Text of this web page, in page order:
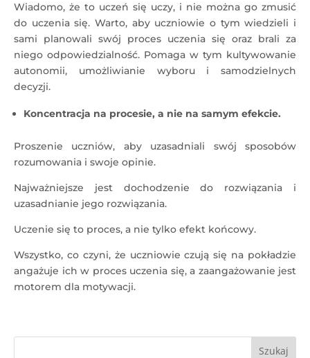
Wiadomo, że to uczeń się uczy, i nie można go zmusić
do uczenia się. Warto, aby uczniowie o tym wiedzieli i
sami planowali swój proces uczenia się oraz brali za
niego odpowiedzialność. Pomaga w tym kultywowanie
autonomii, umożliwianie wyboru i samodzielnych
decyzji.
Koncentracja na procesie, a nie na samym efekcie.
Proszenie uczniów, aby uzasadniali swój sposobów
rozumowania i swoje opinie.
Najważniejsze jest dochodzenie do rozwiązania i
uzasadnianie jego rozwiązania.
Uczenie się to proces, a nie tylko efekt końcowy.
Wszystko, co czyni, że uczniowie czują się na pokładzie
angażuje ich w proces uczenia się, a zaangażowanie jest
motorem dla motywacji.
Szukaj